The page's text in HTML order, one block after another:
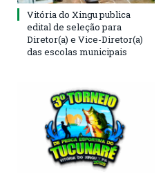
Vitória do Xingu publica
edital de seleção para
Diretor(a) e Vice-Diretor(a)
das escolas municipais